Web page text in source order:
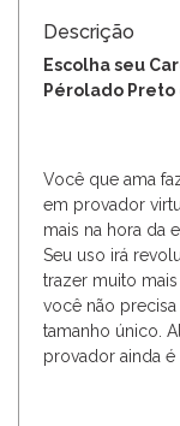
Descrição
Escolha seu
Pérolado Preto
Você que ama
em provador
mais na hora da
Seu uso irá
trazer muito
você não
tamanho único.
provador ainda